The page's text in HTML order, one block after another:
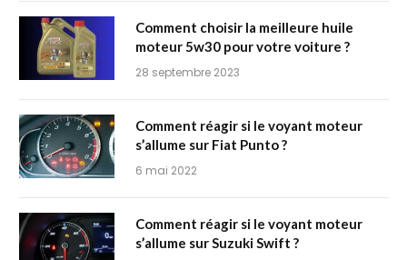
Comment choisir la meilleure huile
moteur 5w30 pour votre voiture ?
28 septembre 2023
Comment réagir si le voyant moteur
s’allume sur Fiat Punto ?
6 mai 2022
Comment réagir si le voyant moteur
s’allume sur Suzuki Swift ?